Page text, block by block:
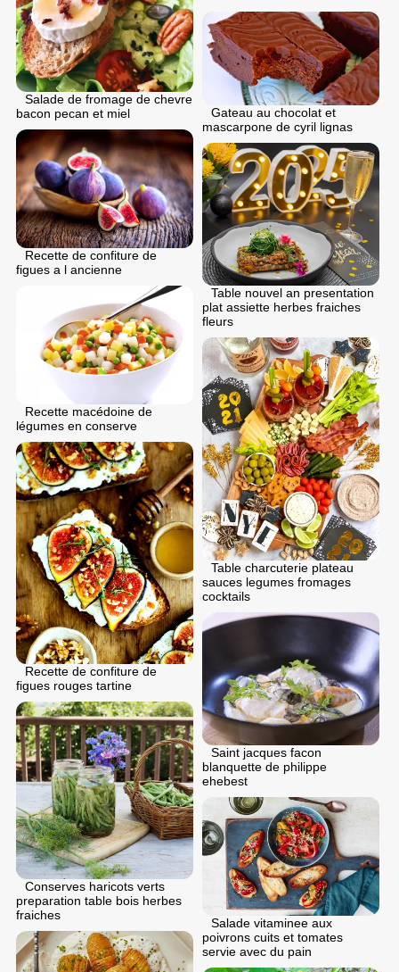
Salade de fromage de chevre
bacon pecan et miel
Gateau au chocolat et
mascarpone de cyril lignas
Recette de confiture de
figues a l ancienne
Table nouvel an presentation
plat assiette herbes fraiches
fleurs
Recette macédoine de
légumes en conserve
Table charcuterie plateau
sauces legumes fromages
cocktails
Recette de confiture de
figues rouges tartine
Saint jacques facon
blanquette de philippe
ehebest
Conserves haricots verts
preparation table bois herbes
fraiches
Salade vitaminee aux
poivrons cuits et tomates
servie avec du pain